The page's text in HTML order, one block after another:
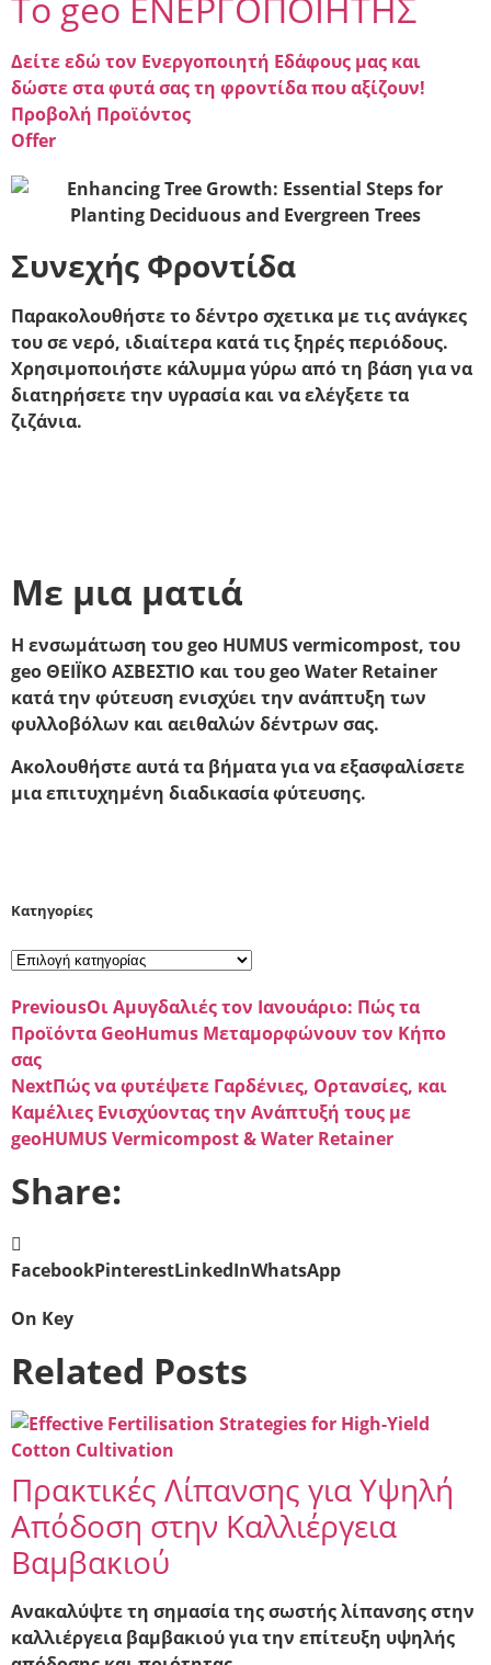
To geo ΕΝΕΡΓΟΠΟΙΗΤΗΣ
Δείτε εδώ τον Ενεργοποιητή Εδάφους μας και
δώστε στα φυτά σας τη φροντίδα που αξίζουν!
Προβολή Προϊόντος
Offer
Συνεχής Φροντίδα
Παρακολουθήστε το δέντρο σχετικα με τις ανάγκες
του σε νερό, ιδιαίτερα κατά τις ξηρές περιόδους.
Χρησιμοποιήστε κάλυμμα γύρω από τη βάση για να
διατηρήσετε την υγρασία και να ελέγξετε τα
ζιζάνια.
Με μια ματιά
Η ενσωμάτωση του geo HUMUS vermicompost, του
geo ΘΕΙΪΚΟ ΑΣΒΕΣΤΙΟ και του geo Water Retainer
κατά την φύτευση ενισχύει την ανάπτυξη των
φυλλοβόλων και αειθαλών δέντρων σας.
Ακολουθήστε αυτά τα βήματα για να εξασφαλίσετε
μια επιτυχημένη διαδικασία φύτευσης.
Kατηγορίες
PreviousΟι Αμυγδαλιές τον Ιανουάριο: Πώς τα
Προϊόντα GeoHumus Μεταμορφώνουν τον Κήπο
σας
NextΠώς να φυτέψετε Γαρδένιες, Ορτανσίες, και
Καμέλιες Ενισχύοντας την Ανάπτυξή τους με
geoHUMUS Vermicompost & Water Retainer
Share:
FacebookPinterestLinkedInWhatsApp
On Key
Related Posts
Πρακτικές Λίπανσης για Υψηλή
Απόδοση στην Καλλιέργεια
Βαμβακιού
Ανακαλύψτε τη σημασία της σωστής λίπανσης στην
καλλιέργεια βαμβακιού για την επίτευξη υψηλής